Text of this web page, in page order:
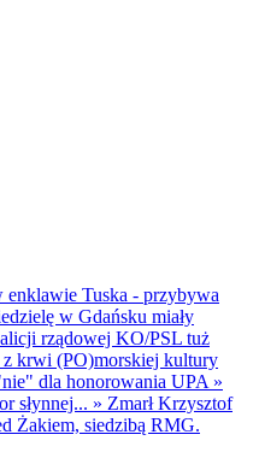
Tuska - przybywa
w Gdańsku miały
rządowej KO/PSL tuż
z krwi (PO)morskiej kultury
dla honorowania UPA »
słynnej... » Zmarł Krzysztof
Żakiem, siedzibą RMG.